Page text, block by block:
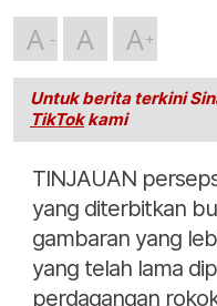
A A A
Untuk berita terkini
TikTokkami
TINJAUAN
yang diterbitkan
gambaran yang
yang telah lama
perdagangan